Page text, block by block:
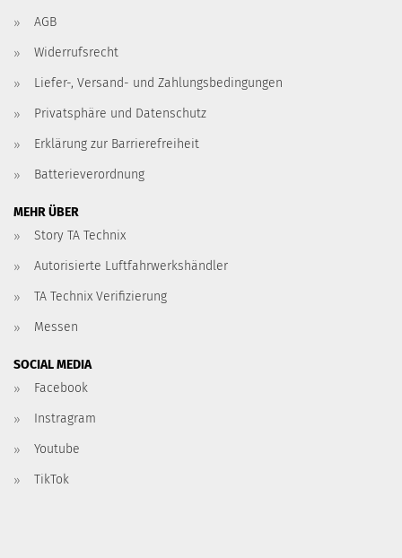
AGB
Widerrufsrecht
Liefer-, Versand- und Zahlungsbedingungen
Privatsphäre und Datenschutz
Erklärung zur Barrierefreiheit
Batterieverordnung
MEHR ÜBER
Story TA Technix
Autorisierte Luftfahrwerkshändler
TA Technix Verifizierung
Messen
SOCIAL MEDIA
Facebook
Instragram
Youtube
TikTok